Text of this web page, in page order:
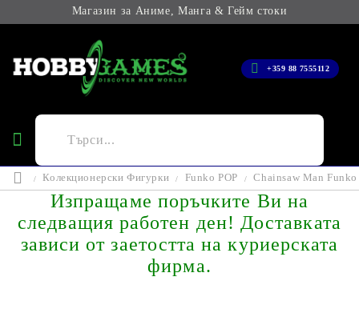
Магазин за Аниме, Манга & Гейм стоки
+359 88 7555112
Колекционерски Фигурки Funko POP Chainsaw Man
Изпращаме поръчките Ви на
следващия работен ден! Доставката
зависи от заетостта на куриерската
фирма.